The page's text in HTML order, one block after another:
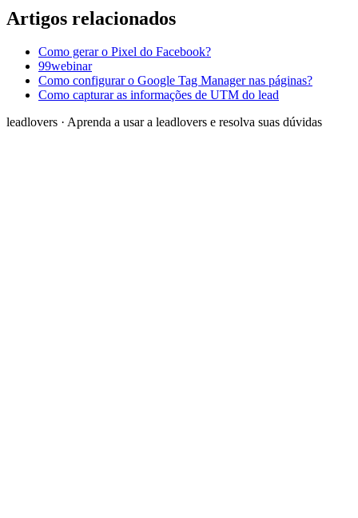
Artigos relacionados
Como gerar o Pixel do Facebook?
99webinar
Como configurar o Google Tag Manager nas páginas?
Como capturar as informações de UTM do lead
leadlovers · Aprenda a usar a leadlovers e resolva suas dúvidas